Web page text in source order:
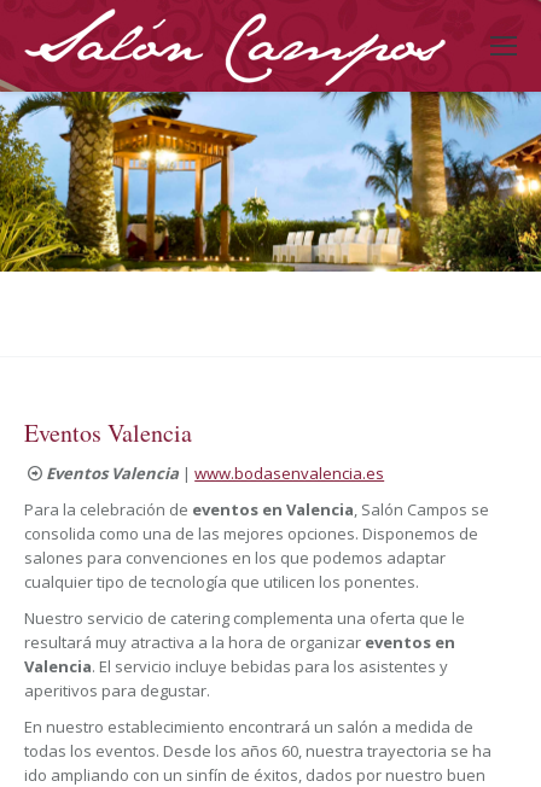
Eventos Valencia
Eventos Valencia |www.bodasenvalencia.es
Para la celebración de eventos en Valencia, Salón Campos se
consolida como una de las mejores opciones. Disponemos de
salones para convenciones en los que podemos adaptar
cualquier tipo de tecnología que utilicen los ponentes.
Nuestro servicio de catering complementa una oferta que le
resultará muy atractiva a la hora de organizar eventos en
Valencia. El servicio incluye bebidas para los asistentes y
aperitivos para degustar.
En nuestro establecimiento encontrará un salón a medida de
todas los eventos. Desde los años 60, nuestra trayectoria se ha
ido ampliando con un sinfín de éxitos, dados por nuestro buen